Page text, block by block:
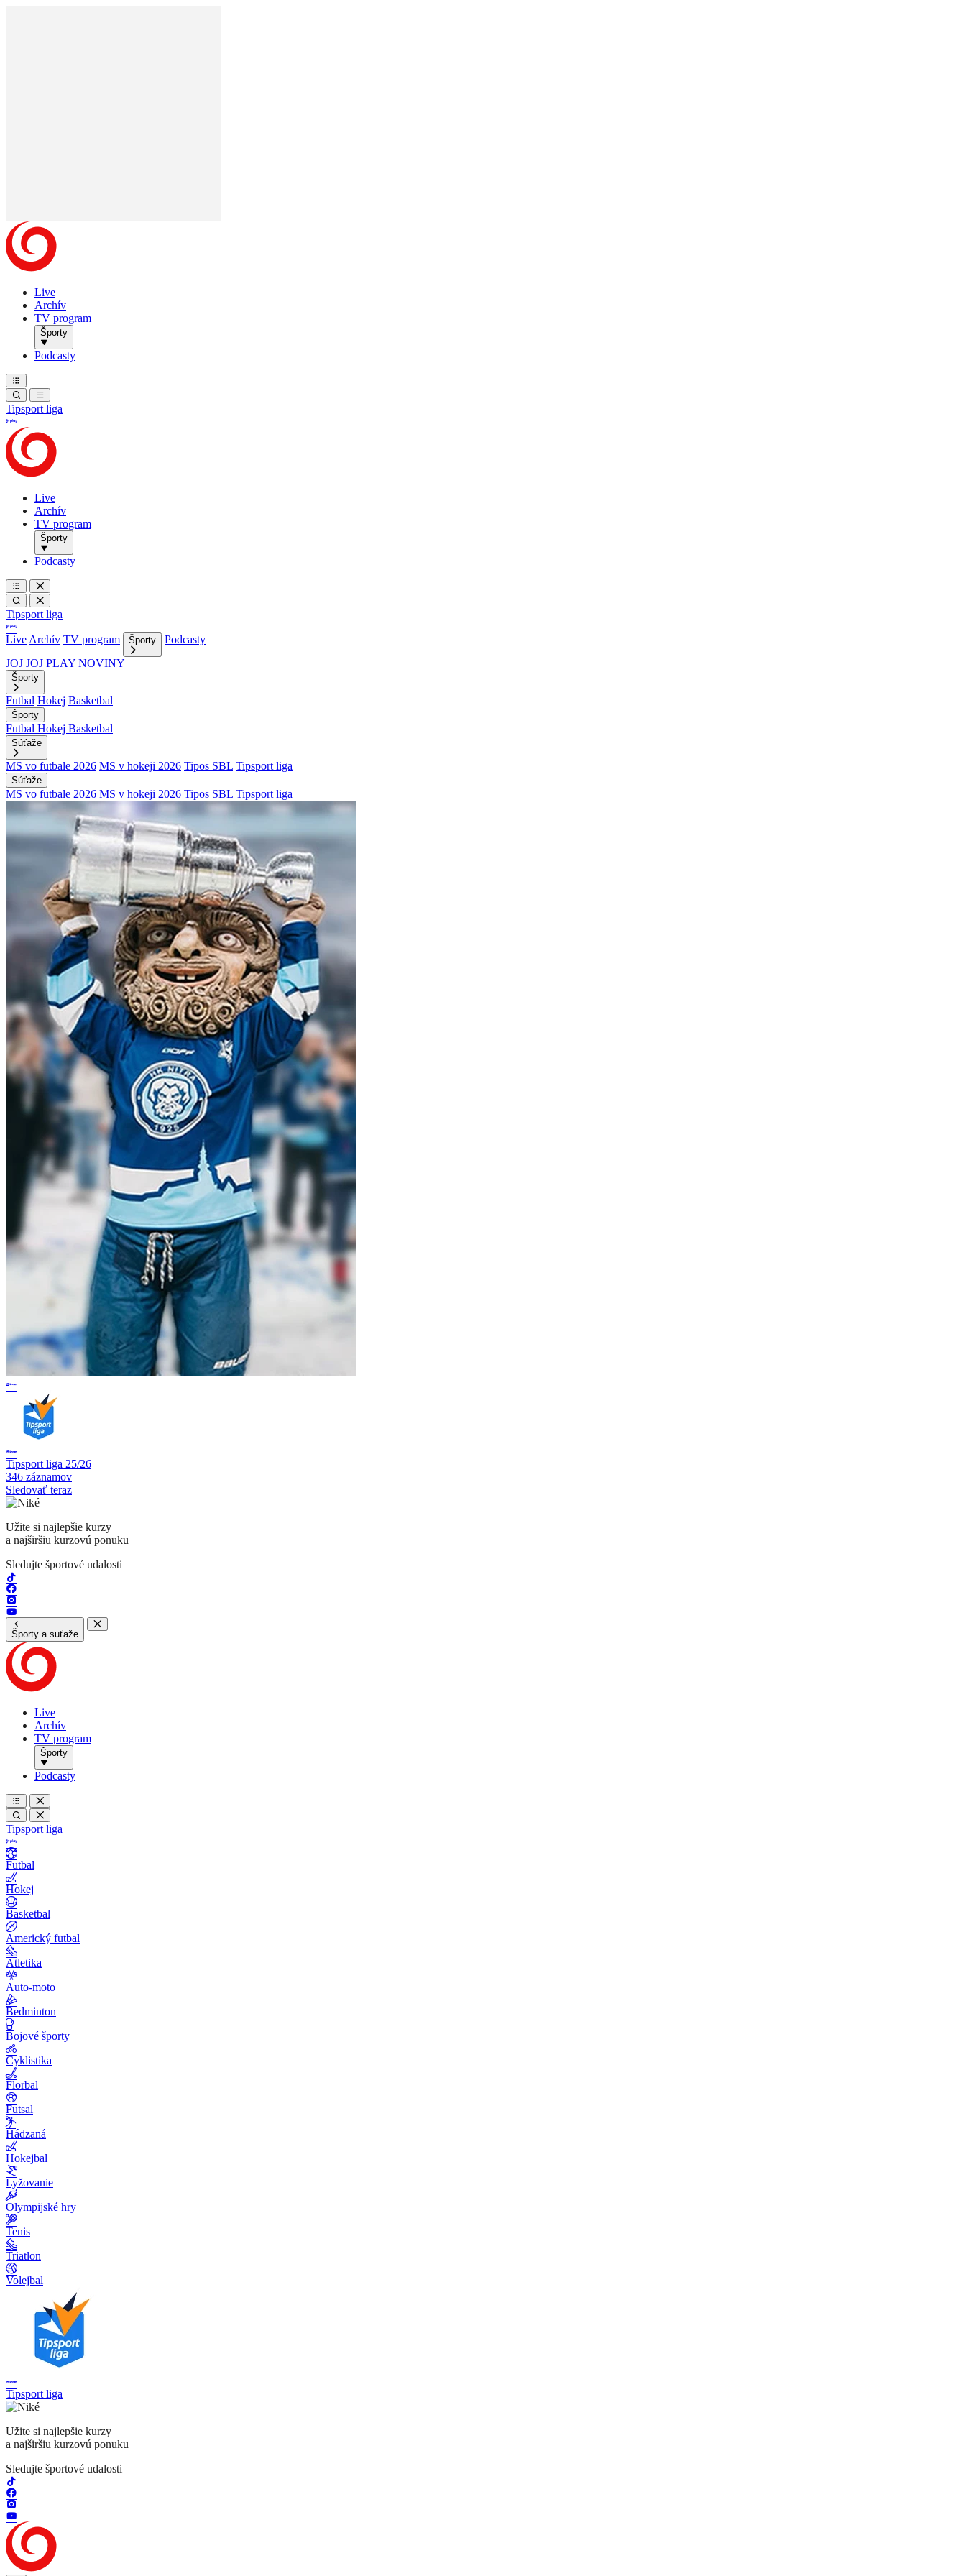
Live
Archív
TV program
Športy
Podcasty
Tipsport liga
Live
Archív
TV program
Športy
Podcasty
Tipsport liga
Live Archív TV program Športy
Podcasty
JOJ JOJ PLAY NOVINY
Športy
Futbal Hokej Basketbal
Športy
Futbal Hokej Basketbal
Súťaže
MS vo futbale 2026 MS v hokeji 2026 Tipos SBL Tipsport liga
Súťaže
MS vo futbale 2026 MS v hokeji 2026 Tipos SBL Tipsport liga
Tipsport liga 25/26
346 záznamov
Sledovať teraz
Užite si najlepšie kurzy
a najširšiu kurzovú ponuku
Sledujte športové udalosti
Športy a suťaže
Live
Archív
TV program
Športy
Podcasty
Tipsport liga
Futbal
Hokej
Basketbal
Americký futbal
Atletika
Auto-moto
Bedminton
Bojové športy
Cyklistika
Florbal
Futsal
Hádzaná
Hokejbal
Lyžovanie
Olympijské hry
Tenis
Triatlon
Volejbal
Tipsport liga
Užite si najlepšie kurzy
a najširšiu kurzovú ponuku
Sledujte športové udalosti